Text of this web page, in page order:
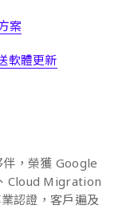
案
軟體更新
，榮獲 Google
Cloud Migration
認證，客戶遍及